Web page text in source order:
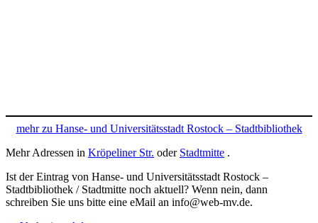
mehr zu Hanse- und Universitätsstadt Rostock – Stadtbibliothek
Mehr Adressen in Kröpeliner Str. oder Stadtmitte .
Ist der Eintrag von Hanse- und Universitätsstadt Rostock –
Stadtbibliothek / Stadtmitte noch aktuell? Wenn nein, dann
schreiben Sie uns bitte eine eMail an info@web-mv.de.